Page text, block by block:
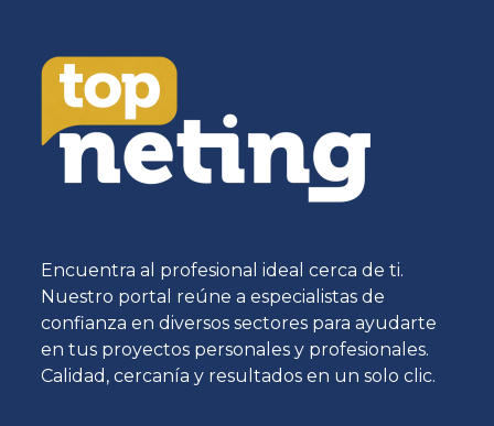
Encuentra al profesional ideal cerca de ti.
Nuestro portal reúne a especialistas de
confianza en diversos sectores para ayudarte
en tus proyectos personales y profesionales.
Calidad, cercanía y resultados en un solo clic.